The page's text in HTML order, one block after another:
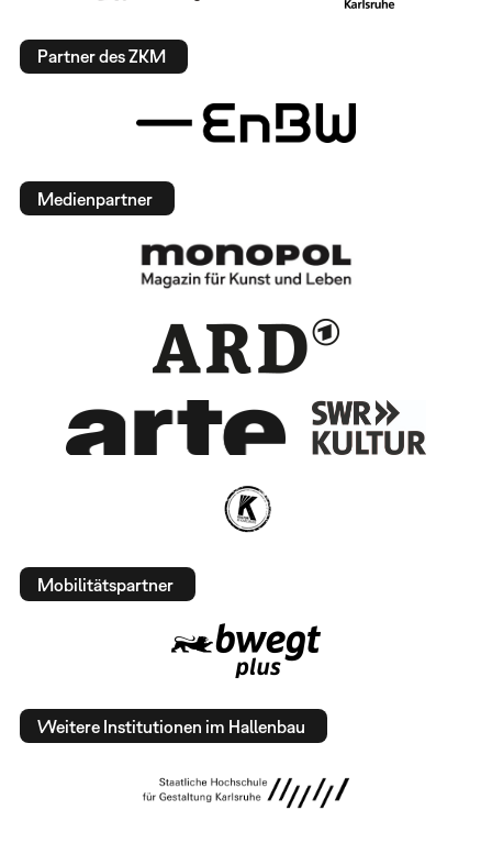
Partner des ZKM
Medienpartner
Mobilitätspartner
Weitere Institutionen im Hallenbau